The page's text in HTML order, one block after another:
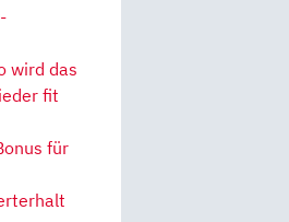
wird das
fit
für